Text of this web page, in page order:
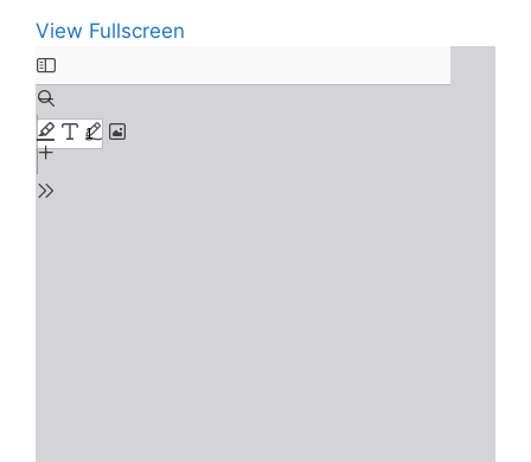
View Fullscreen
Skip
to
PDF
content